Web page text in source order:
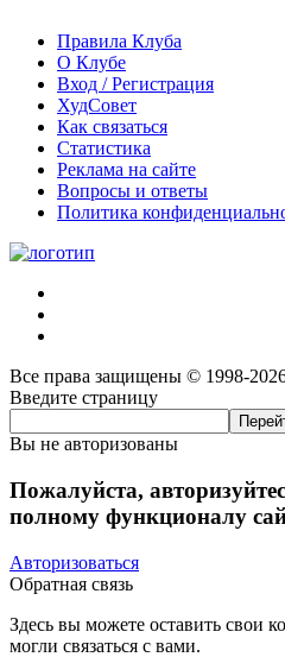
Правила Клуба
О Клубе
Вход / Регистрация
ХудСовет
Как связаться
Статистика
Реклама на сайте
Вопросы и ответы
Политика
Все права защищены © 1998-
Введите страницу
Вы не авторизованы
Пожалуйста,
полному функционалу
Авторизоваться
Обратная связь
Здесь вы можете оставить свои
могли связаться с вами.